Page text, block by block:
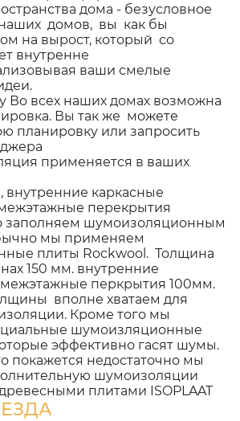
дома - безусловное
домов, вы как бы
на вырост, который со
внутренне
ваши смелые
Во всех наших домах возможна
Вы так же можете
планировку или запросить
применяется в ваших
каркасные
перекрытия
заполняем шумоизоляционным
мы применяем
плиты Rockwool. Толщина
150 мм. внутренние
перкрытия 100мм.
вполне хватаем для
Кроме того мы
шумоизляционные
эффективно гасят шумы.
покажется недостаточно мы
шумоизоляции
плитами ISOPLAAT